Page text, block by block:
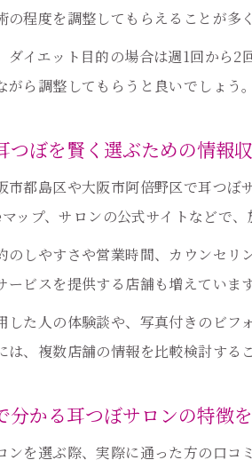
の程度を調整してもらえることが
ダイエット目的の場合は週1回から
がら調整してもらうと良いでしょう
つぼを賢く選ぶための情報
市都島区や大阪市阿倍野区で耳つぼ
ップ、サロンの公式サイトなどで
のしやすさや営業時間、カウンセ
ービスを提供する店舗も増えていま
した人の体験談や、写真付きのビフ
は、複数店舗の情報を比較検討する
分かる耳つぼサロンの特徴
ンを選ぶ際、実際に通った方の口